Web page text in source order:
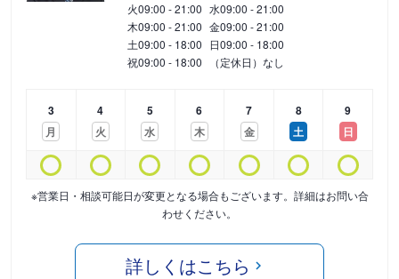
火09:00 - 21:00 水09:00 - 21:00
木09:00 - 21:00 金09:00 - 21:00
土09:00 - 18:00 日09:00 - 18:00
祝09:00 - 18:00 （定休日）なし
3
月
4
火
5
水
6
木
7
金
8
土
9
日
※営業日・相談可能日が変更となる場合もございます。詳細はお問い合
わせください。
詳しくはこちら